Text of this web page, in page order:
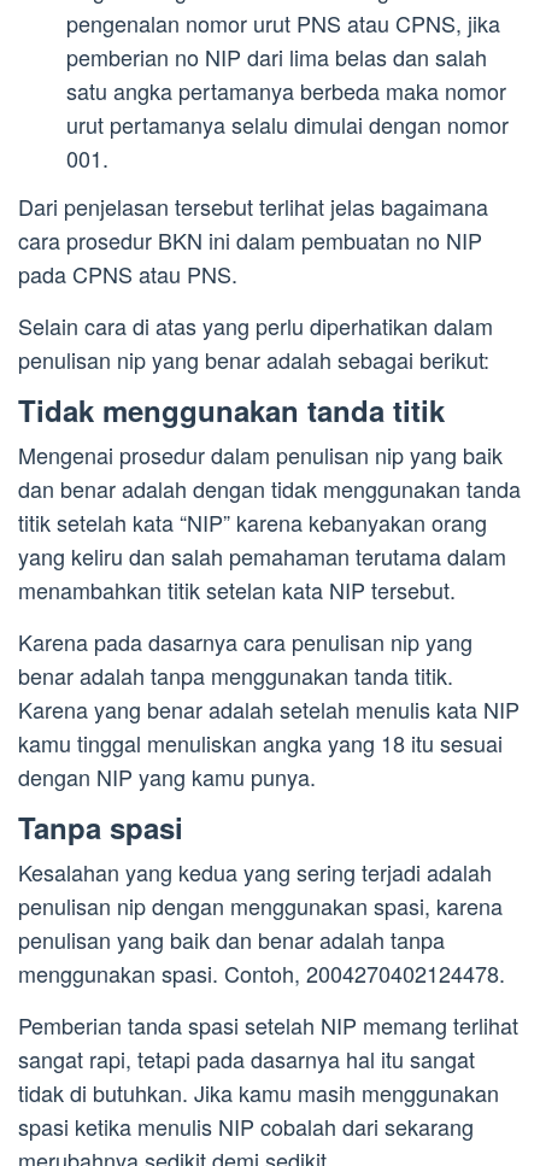
pengenalan nomor urut PNS atau CPNS, jika
pemberian no NIP dari lima belas dan salah
satu angka pertamanya berbeda maka nomor
urut pertamanya selalu dimulai dengan nomor
001.
Dari penjelasan tersebut terlihat jelas bagaimana
cara prosedur BKN ini dalam pembuatan no NIP
pada CPNS atau PNS.
Selain cara di atas yang perlu diperhatikan dalam
penulisan nip yang benar adalah sebagai berikut:
Tidak menggunakan tanda titik
Mengenai prosedur dalam penulisan nip yang baik
dan benar adalah dengan tidak menggunakan tanda
titik setelah kata “NIP” karena kebanyakan orang
yang keliru dan salah pemahaman terutama dalam
menambahkan titik setelan kata NIP tersebut.
Karena pada dasarnya cara penulisan nip yang
benar adalah tanpa menggunakan tanda titik.
Karena yang benar adalah setelah menulis kata NIP
kamu tinggal menuliskan angka yang 18 itu sesuai
dengan NIP yang kamu punya.
Tanpa spasi
Kesalahan yang kedua yang sering terjadi adalah
penulisan nip dengan menggunakan spasi, karena
penulisan yang baik dan benar adalah tanpa
menggunakan spasi. Contoh, 2004270402124478.
Pemberian tanda spasi setelah NIP memang terlihat
sangat rapi, tetapi pada dasarnya hal itu sangat
tidak di butuhkan. Jika kamu masih menggunakan
spasi ketika menulis NIP cobalah dari sekarang
merubahnya sedikit demi sedikit.